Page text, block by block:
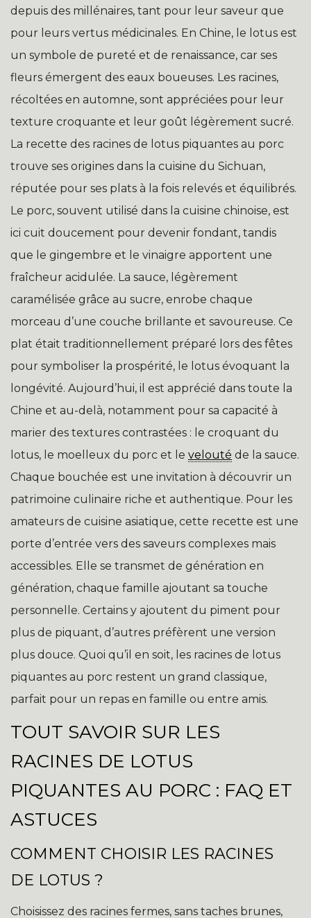
depuis des millénaires, tant pour leur saveur que
pour leurs vertus médicinales. En Chine, le lotus est
un symbole de pureté et de renaissance, car ses
fleurs émergent des eaux boueuses. Les racines,
récoltées en automne, sont appréciées pour leur
texture croquante et leur goût légèrement sucré.
La recette des racines de lotus piquantes au porc
trouve ses origines dans la cuisine du Sichuan,
réputée pour ses plats à la fois relevés et équilibrés.
Le porc, souvent utilisé dans la cuisine chinoise, est
ici cuit doucement pour devenir fondant, tandis
que le gingembre et le vinaigre apportent une
fraîcheur acidulée. La sauce, légèrement
caramélisée grâce au sucre, enrobe chaque
morceau d’une couche brillante et savoureuse. Ce
plat était traditionnellement préparé lors des fêtes
pour symboliser la prospérité, le lotus évoquant la
longévité. Aujourd’hui, il est apprécié dans toute la
Chine et au-delà, notamment pour sa capacité à
marier des textures contrastées : le croquant du
lotus, le moelleux du porc et le velouté de la sauce.
Chaque bouchée est une invitation à découvrir un
patrimoine culinaire riche et authentique. Pour les
amateurs de cuisine asiatique, cette recette est une
porte d’entrée vers des saveurs complexes mais
accessibles. Elle se transmet de génération en
génération, chaque famille ajoutant sa touche
personnelle. Certains y ajoutent du piment pour
plus de piquant, d’autres préfèrent une version
plus douce. Quoi qu’il en soit, les racines de lotus
piquantes au porc restent un grand classique,
parfait pour un repas en famille ou entre amis.
TOUT SAVOIR SUR LES
RACINES DE LOTUS
PIQUANTES AU PORC : FAQ ET
ASTUCES
COMMENT CHOISIR LES RACINES
DE LOTUS ?
Choisissez des racines fermes, sans taches brunes,